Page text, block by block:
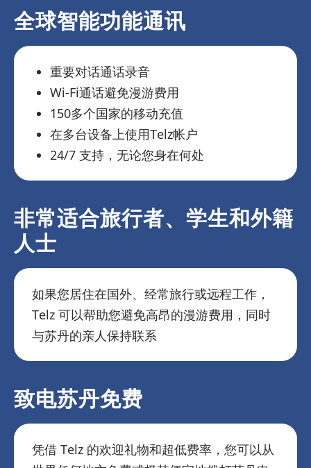
全球智能功能通讯
重要对话通话录音
Wi-Fi通话避免漫游费用
150多个国家的移动充值
在多台设备上使用Telz帐户
24/7 支持，无论您身在何处
非常适合旅行者、学生和外籍
人士
如果您居住在国外、经常旅行或远程工作，
Telz 可以帮助您避免高昂的漫游费用，同时
与苏丹的亲人保持联系
致电苏丹免费
凭借 Telz 的欢迎礼物和超低费率，您可以从